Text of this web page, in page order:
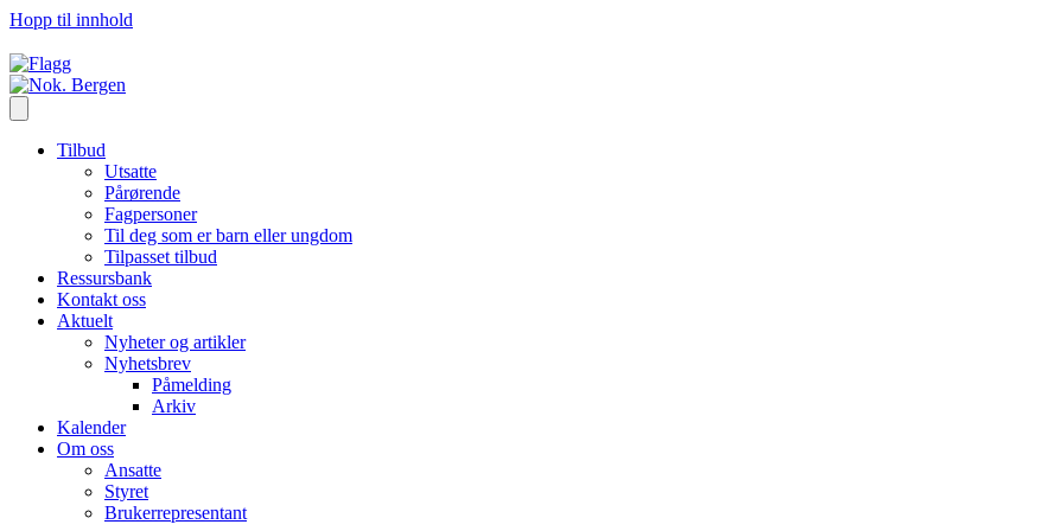
Hopp til innhold
Tilbud
Utsatte
Pårørende
Fagpersoner
Til deg som er barn eller ungdom
Tilpasset tilbud
Ressursbank
Kontakt oss
Aktuelt
Nyheter og artikler
Nyhetsbrev
Påmelding
Arkiv
Kalender
Om oss
Ansatte
Styret
Brukerrepresentant